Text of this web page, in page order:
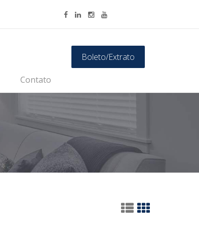
Boleto/Extrato
Contato